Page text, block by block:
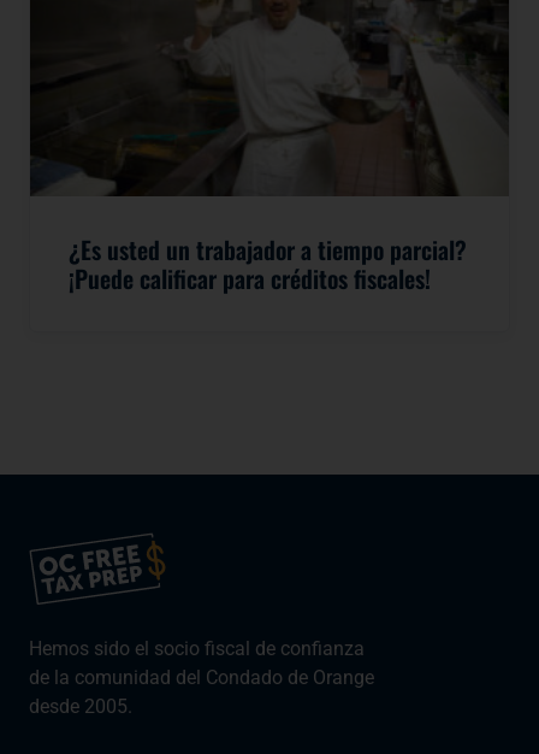
¿Es usted un trabajador a tiempo parcial?
¡Puede calificar para créditos fiscales!
Hemos sido el socio fiscal de confianza
de la comunidad del Condado de Orange
desde 2005.